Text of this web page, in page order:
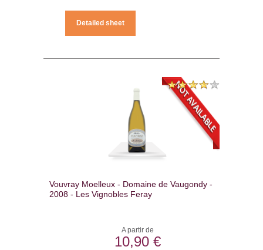
Detailed sheet
Vouvray Moelleux - Domaine de Vaugondy -
2008 - Les Vignobles Feray
A partir de
10,90 €